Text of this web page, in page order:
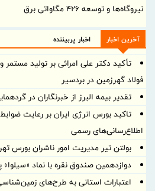
نیروگاه‌ها و توسعه ۴۲۶ مگاواتی برق
آخرین اخبار اخبار پربیننده
تأکید دکتر علی امرائی بر تولید
فولاد گهرزمین در بردسیر
تقدیر بیمه البرز از خبرنگاران در
تاکید بورس انرژی ایران بر رعایت ضوابط
اطلاع‌رسانی‌های رسمی
بولتن تیر مدیریت امور ناشران بورس
دوازدهمین صندوق نقره با نماد
اعتبارات استانی به طرح‌های